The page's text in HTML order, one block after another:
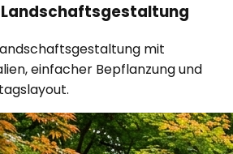
mit
einfacher Bepflanzung und